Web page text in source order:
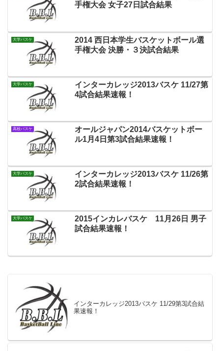
手権大会 女子27日試合結果
大学バスケ
2014 西日本学生バスケットボール選
手権大会 決勝・３決試合結果
大学バスケ
インターカレッジ2013バスケ 11/27第
4試合結果速報！
高校バスケ
オールジャパン2014バスケットボー
ル1月4日第3試合結果速報！
大学バスケ
インターカレッジ2013バスケ 11/26第
2試合結果速報！
大学バスケ
2015インカレバスケ 11月26日 男子
試合結果速報！
インターカレッジ2013バスケ 11/29第3試合結
果速報！